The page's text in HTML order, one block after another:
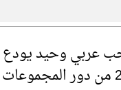
عربي وحيد يودع